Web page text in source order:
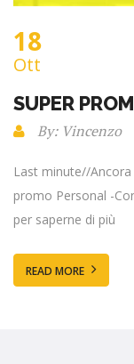
18
Ott
SUPER
By: Vincenzo
Last minute//
promo Personal -
per saperne di più
READ MORE